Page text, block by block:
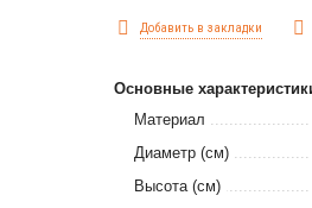
Добавить в закладки
Основные
Материал
Диаметр (см)
Высота (см)